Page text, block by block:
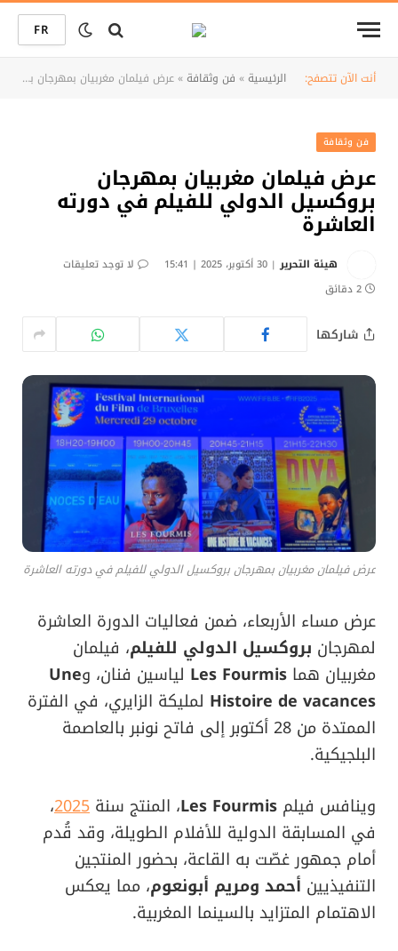
FR
أنت الآن تتصفح: الرئيسية» فن وثقافة»عرض فيلمان مغربيان بمهرجان بروكسيل الدولي للفيلم في دورته العاشرة
فن وثقافة
عرض فيلمان مغربيان بمهرجان
بروكسيل الدولي للفيلم في دورته
العاشرة
هيئة التحرير 30 أكتوبر، 2025 | 15:41
لا توجد تعليقات
2 دقائق
شاركها
عرض فيلمان مغربيان بمهرجان بروكسيل الدولي للفيلم في دورته العاشرة
عرض مساء الأربعاء، ضمن فعاليات الدورة العاشرة
لمهرجان بروكسيل الدولي للفيلم، فيلمان
مغربيان هما Les Fourmis لياسين فنان، وUne
Histoire de vacances لمليكة الزايري، في الفترة
الممتدة من 28 أكتوبر إلى فاتح نونبر بالعاصمة
البلجيكية.
وينافس فيلم Les Fourmis، المنتج سنة 2025،
في المسابقة الدولية للأفلام الطويلة، وقد قُدم
أمام جمهور غصّت به القاعة، بحضور المنتجين
التنفيذيين أحمد ومريم أبونعوم، مما يعكس
الاهتمام المتزايد بالسينما المغربية.